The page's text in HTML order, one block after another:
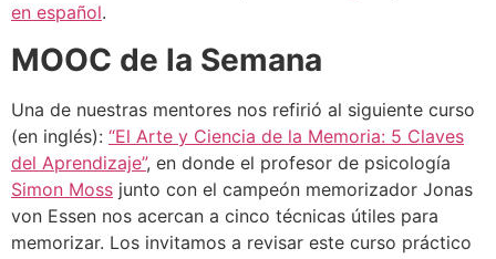
en español.
MOOC de la Semana
Una de nuestras mentores nos refirió al siguiente curso
(en inglés): “El Arte y Ciencia de la Memoria: 5 Claves
del Aprendizaje”, en donde el profesor de psicología
Simon Moss junto con el campeón memorizador Jonas
von Essen nos acercan a cinco técnicas útiles para
memorizar. Los invitamos a revisar este curso práctico